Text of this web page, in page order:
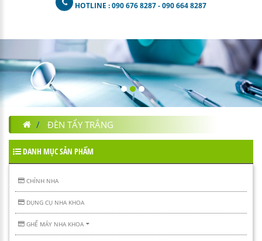
HOTLINE : 090 676 8287 - 090 664 8287
ĐÈN TẨY TRẮNG
DANH MỤC SẢN PHẨM
CHỈNH NHA
DỤNG CỤ NHA KHOA
GHẾ MÁY NHA KHOA